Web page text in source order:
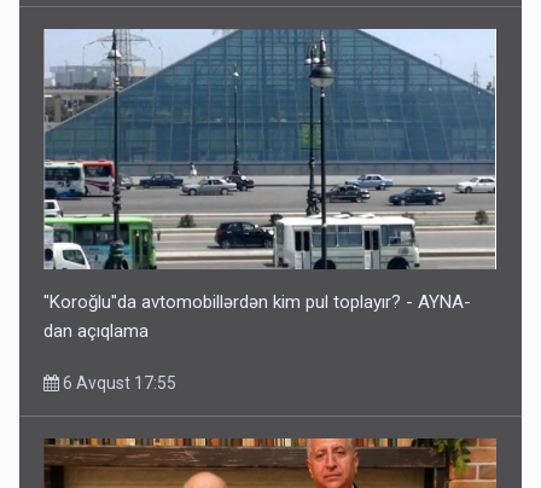
"Koroğlu"da avtomobillərdən kim pul toplayır? - AYNA-
dan açıqlama
6 Avqust 17:55